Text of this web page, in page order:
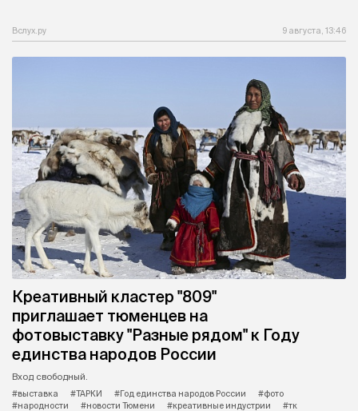
Вслух.ру 9 августа, 13:46
Креативный кластер "809"
приглашает тюменцев на
фотовыставку "Разные рядом" к Году
единства народов России
Вход свободный.
#выставка
#ТАРКИ #Год единства народов России
#фото
#народности
#новости Тюмени #креативные индустрии #тк